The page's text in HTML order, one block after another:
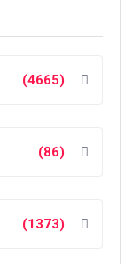
(4665)
(86)
(1373)